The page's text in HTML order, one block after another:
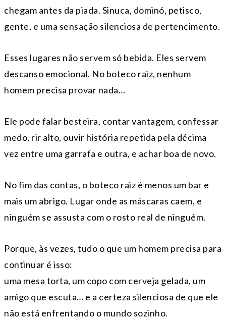
chegam antes da piada. Sinuca, dominó, petisco,
gente, e uma sensação silenciosa de pertencimento.
Esses lugares não servem só bebida. Eles servem
descanso emocional. No boteco raiz, nenhum
homem precisa provar nada…
Ele pode falar besteira, contar vantagem, confessar
medo, rir alto, ouvir história repetida pela décima
vez entre uma garrafa e outra, e achar boa de novo.
No fim das contas, o boteco raiz é menos um bar e
mais um abrigo. Lugar onde as máscaras caem, e
ninguém se assusta com o rosto real de ninguém.
Porque, às vezes, tudo o que um homem precisa para
continuar é isso:
uma mesa torta, um copo com cerveja gelada, um
amigo que escuta… e a certeza silenciosa de que ele
não está enfrentando o mundo sozinho.